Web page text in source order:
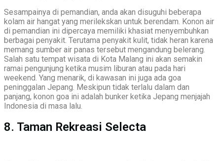
Sesampainya di pemandian, anda akan disuguhi beberapa
kolam air hangat yang merilekskan untuk berendam. Konon air
di pemandian ini dipercaya memiliki khasiat menyembuhkan
berbagai penyakit. Terutama penyakit kulit, tidak heran karena
memang sumber air panas tersebut mengandung belerang.
Salah satu tempat wisata di Kota Malang ini akan semakin
ramai pengunjung ketika musim liburan atau pada hari
weekend. Yang menarik, di kawasan ini juga ada goa
peninggalan Jepang. Meskipun tidak terlalu dalam dan
panjang, konon goa ini adalah bunker ketika Jepang menjajah
Indonesia di masa lalu.
8. Taman Rekreasi Selecta